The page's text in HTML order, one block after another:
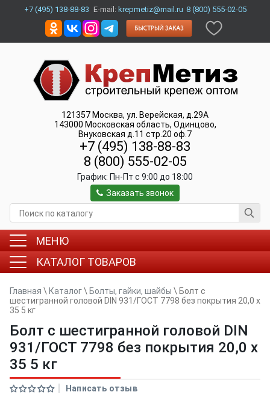
+7 (495) 138-88-83 E-mail: krepmetiz@mail.ru 8 (800) 555-02-05
121357 Москва, ул. Верейская, д.29А
143000 Московская область, Одинцово,
Внуковская д.11 стр.20 оф.7
+7 (495) 138-88-83
8 (800) 555-02-05
График: Пн-Пт c 9:00 до 18:00
Заказать звонок
МЕНЮ
КАТАЛОГ ТОВАРОВ
Главная \ Каталог\ Болты, гайки, шайбы \ Болт с
шестигранной головой DIN 931/ГОСТ 7798 без покрытия 20,0 х
35 5 кг
Болт с шестигранной головой DIN
931/ГОСТ 7798 без покрытия 20,0 х
35 5 кг
Написать отзыв